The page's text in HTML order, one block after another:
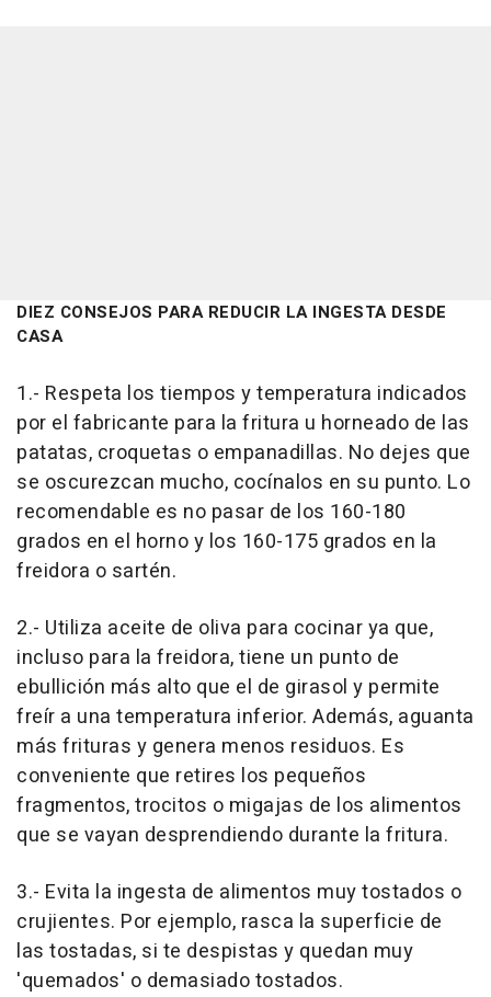
DIEZ CONSEJOS PARA REDUCIR LA INGESTA DESDE
CASA
1.- Respeta los tiempos y temperatura indicados
por el fabricante para la fritura u horneado de las
patatas, croquetas o empanadillas. No dejes que
se oscurezcan mucho, cocínalos en su punto. Lo
recomendable es no pasar de los 160-180
grados en el horno y los 160-175 grados en la
freidora o sartén.
2.- Utiliza aceite de oliva para cocinar ya que,
incluso para la freidora, tiene un punto de
ebullición más alto que el de girasol y permite
freír a una temperatura inferior. Además, aguanta
más frituras y genera menos residuos. Es
conveniente que retires los pequeños
fragmentos, trocitos o migajas de los alimentos
que se vayan desprendiendo durante la fritura.
3.- Evita la ingesta de alimentos muy tostados o
crujientes. Por ejemplo, rasca la superficie de
las tostadas, si te despistas y quedan muy
'quemados' o demasiado tostados.